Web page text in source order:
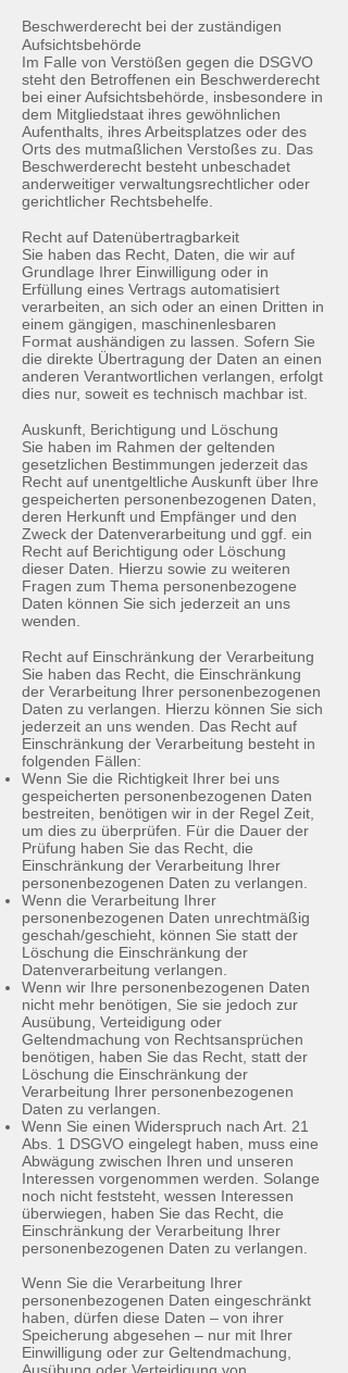
Beschwerde­recht bei der zuständigen
Aufsichts­behörde
Im Falle von Verstößen gegen die DSGVO
steht den Betroffenen ein Beschwerderecht
bei einer Aufsichtsbehörde, insbesondere in
dem Mitgliedstaat ihres gewöhnlichen
Aufenthalts, ihres Arbeitsplatzes oder des
Orts des mutmaßlichen Verstoßes zu. Das
Beschwerderecht besteht unbeschadet
anderweitiger verwaltungsrechtlicher oder
gerichtlicher Rechtsbehelfe.
Recht auf Daten­übertrag­barkeit
Sie haben das Recht, Daten, die wir auf
Grundlage Ihrer Einwilligung oder in
Erfüllung eines Vertrags automatisiert
verarbeiten, an sich oder an einen Dritten in
einem gängigen, maschinenlesbaren
Format aushändigen zu lassen. Sofern Sie
die direkte Übertragung der Daten an einen
anderen Verantwortlichen verlangen, erfolgt
dies nur, soweit es technisch machbar ist.
Auskunft, Berichtigung und Löschung
Sie haben im Rahmen der geltenden
gesetzlichen Bestimmungen jederzeit das
Recht auf unentgeltliche Auskunft über Ihre
gespeicherten personenbezogenen Daten,
deren Herkunft und Empfänger und den
Zweck der Datenverarbeitung und ggf. ein
Recht auf Berichtigung oder Löschung
dieser Daten. Hierzu sowie zu weiteren
Fragen zum Thema personenbezogene
Daten können Sie sich jederzeit an uns
wenden.
Recht auf Einschränkung der Verarbeitung
Sie haben das Recht, die Einschränkung
der Verarbeitung Ihrer personenbezogenen
Daten zu verlangen. Hierzu können Sie sich
jederzeit an uns wenden. Das Recht auf
Einschränkung der Verarbeitung besteht in
folgenden Fällen:
Wenn Sie die Richtigkeit Ihrer bei uns
gespeicherten personenbezogenen Daten
bestreiten, benötigen wir in der Regel Zeit,
um dies zu überprüfen. Für die Dauer der
Prüfung haben Sie das Recht, die
Einschränkung der Verarbeitung Ihrer
personenbezogenen Daten zu verlangen.
Wenn die Verarbeitung Ihrer
personenbezogenen Daten unrechtmäßig
geschah/geschieht, können Sie statt der
Löschung die Einschränkung der
Datenverarbeitung verlangen.
Wenn wir Ihre personenbezogenen Daten
nicht mehr benötigen, Sie sie jedoch zur
Ausübung, Verteidigung oder
Geltendmachung von Rechtsansprüchen
benötigen, haben Sie das Recht, statt der
Löschung die Einschränkung der
Verarbeitung Ihrer personenbezogenen
Daten zu verlangen.
Wenn Sie einen Widerspruch nach Art. 21
Abs. 1 DSGVO eingelegt haben, muss eine
Abwägung zwischen Ihren und unseren
Interessen vorgenommen werden. Solange
noch nicht feststeht, wessen Interessen
überwiegen, haben Sie das Recht, die
Einschränkung der Verarbeitung Ihrer
personenbezogenen Daten zu verlangen.
Wenn Sie die Verarbeitung Ihrer
personenbezogenen Daten eingeschränkt
haben, dürfen diese Daten – von ihrer
Speicherung abgesehen – nur mit Ihrer
Einwilligung oder zur Geltendmachung,